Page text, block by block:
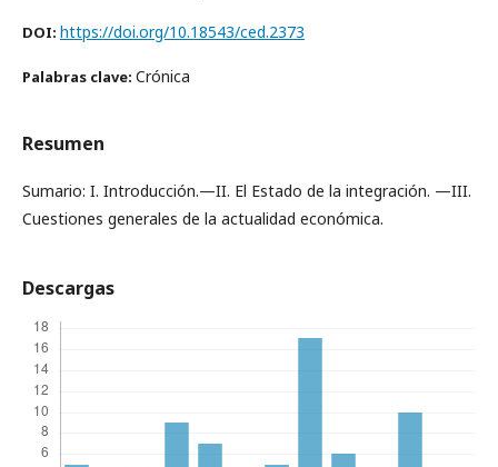
DOI: https://doi.org/10.18543/ced.2373
Palabras clave: Crónica
Resumen
Sumario: I. Introducción.—II. El Estado de la integración. —III.
Cuestiones generales de la actualidad económica.
Descargas